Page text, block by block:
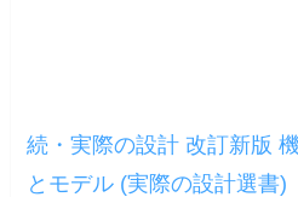
続・実際の設計 改訂新版
とモデル (実際の設計選書)